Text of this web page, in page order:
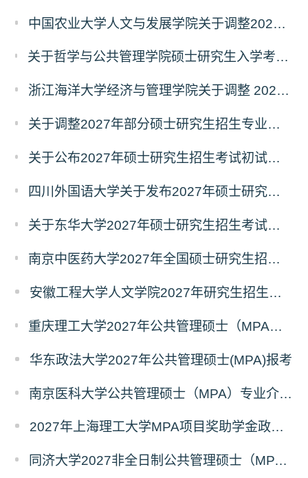
中国农业大学人文与发展学院关于调整2027年硕士研究生招生考试初试科目的通知
关于哲学与公共管理学院硕士研究生入学考试（初试） 考试科目及参考书目变更的通知（二）
浙江海洋大学经济与管理学院关于调整 2027年硕士研究生招生考试初试科目的公告
关于调整2027年部分硕士研究生招生专业初试考试科目的公告（持续更新中）
关于公布2027年硕士研究生招生考试初试自命题科目考试大纲的通知
四川外国语大学关于发布2027年硕士研究生招生考试自命题科目大纲的公告
关于东华大学2027年硕士研究生招生考试（初试）招生目录拟调整公告（一）
南京中医药大学2027年全国硕士研究生招生考试初试自命题科目考试内容及参考书目
安徽工程大学人文学院2027年研究生招生简章
重庆理工大学2027年公共管理硕士（MPA）专业学位研究生（双证）报考
华东政法大学2027年公共管理硕士(MPA)报考
南京医科大学公共管理硕士（MPA）专业介绍（2027年）
2027年上海理工大学MPA项目奖助学金政策发布
同济大学2027非全日制公共管理硕士（MPA）奖学金方案